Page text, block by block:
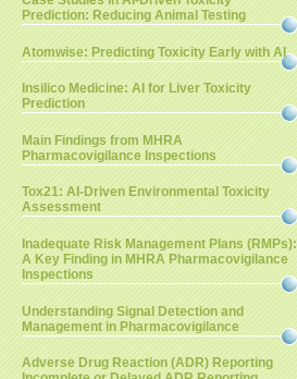
Prediction: Reducing Animal Testing
Atomwise: Predicting Toxicity Early with AI
Insilico Medicine: AI for Liver Toxicity
Prediction
Main Findings from MHRA
Pharmacovigilance Inspections
Tox21: AI-Driven Environmental Toxicity
Assessment
Inadequate Risk Management Plans (RMPs):
A Key Finding in MHRA Pharmacovigilance
Inspections
Understanding Signal Detection and
Management in Pharmacovigilance
Adverse Drug Reaction (ADR) Reporting